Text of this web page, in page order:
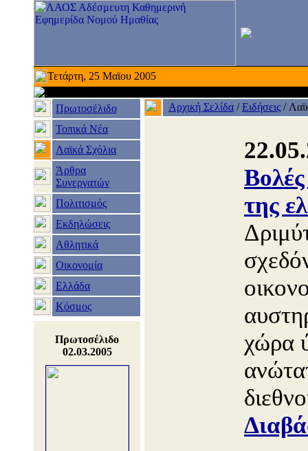
Τετάρτη, 25 Μαϊου 2005
Πρωτοσέλιδο
Τοπικά Νέα
Λαϊκά Σχόλια
Άρθρα
Συνεργατών
Πολιτισμός
Εκδηλώσεις
Αθλητικά
Οικονομία
Ελλάδα
Κόσμος
Πρωτοσέλιδο
02.03.2005
Αρχική Σελίδα /Ειδήσεις /
της
χώρα